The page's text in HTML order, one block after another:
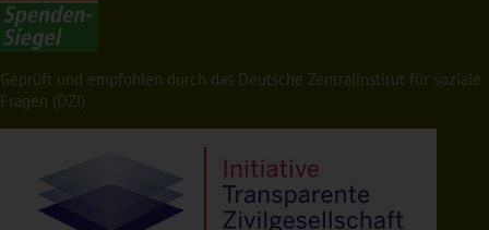
Geprüft und empfohlen durch das Deutsche Zentralinstitut für soziale
Fragen (DZI)